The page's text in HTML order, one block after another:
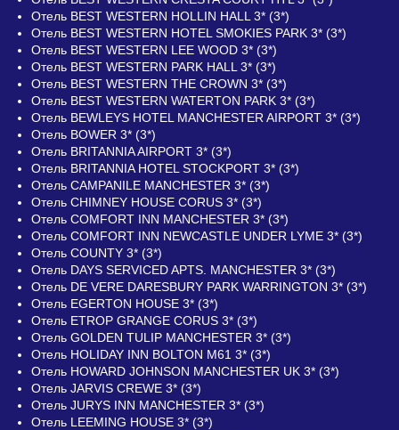
Отель BEST WESTERN HOLLIN HALL 3* (3*)
Отель BEST WESTERN HOTEL SMOKIES PARK 3* (3*)
Отель BEST WESTERN LEE WOOD 3* (3*)
Отель BEST WESTERN PARK HALL 3* (3*)
Отель BEST WESTERN THE CROWN 3* (3*)
Отель BEST WESTERN WATERTON PARK 3* (3*)
Отель BEWLEYS HOTEL MANCHESTER AIRPORT 3* (3*)
Отель BOWER 3* (3*)
Отель BRITANNIA AIRPORT 3* (3*)
Отель BRITANNIA HOTEL STOCKPORT 3* (3*)
Отель CAMPANILE MANCHESTER 3* (3*)
Отель CHIMNEY HOUSE CORUS 3* (3*)
Отель COMFORT INN MANCHESTER 3* (3*)
Отель COMFORT INN NEWCASTLE UNDER LYME 3* (3*)
Отель COUNTY 3* (3*)
Отель DAYS SERVICED APTS. MANCHESTER 3* (3*)
Отель DE VERE DARESBURY PARK WARRINGTON 3* (3*)
Отель EGERTON HOUSE 3* (3*)
Отель ETROP GRANGE CORUS 3* (3*)
Отель GOLDEN TULIP MANCHESTER 3* (3*)
Отель HOLIDAY INN BOLTON M61 3* (3*)
Отель HOWARD JOHNSON MANCHESTER UK 3* (3*)
Отель JARVIS CREWE 3* (3*)
Отель JURYS INN MANCHESTER 3* (3*)
Отель LEEMING HOUSE 3* (3*)